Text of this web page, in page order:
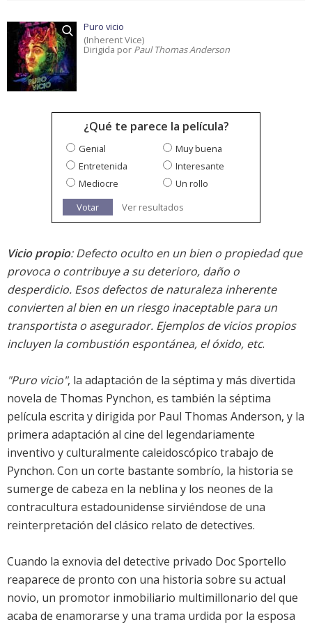
Puro vicio
(Inherent Vice)
Dirigida por Paul Thomas Anderson
¿Qué te parece la película?
Genial
Muy buena
Entretenida
Interesante
Mediocre
Un rollo
Votar
Ver resultados
Vicio propio: Defecto oculto en un bien o propiedad que
provoca o contribuye a su deterioro, daño o
desperdicio. Esos defectos de naturaleza inherente
convierten al bien en un riesgo inaceptable para un
transportista o asegurador. Ejemplos de vicios propios
incluyen la combustión espontánea, el óxido, etc.
"Puro vicio", la adaptación de la séptima y más divertida
novela de Thomas Pynchon, es también la séptima
película escrita y dirigida por Paul Thomas Anderson, y la
primera adaptación al cine del legendariamente
inventivo y culturalmente caleidoscópico trabajo de
Pynchon. Con un corte bastante sombrío, la historia se
sumerge de cabeza en la neblina y los neones de la
contracultura estadounidense sirviéndose de una
reinterpretación del clásico relato de detectives.
Cuando la exnovia del detective privado Doc Sportello
reaparece de pronto con una historia sobre su actual
novio, un promotor inmobiliario multimillonario del que
acaba de enamorarse y una trama urdida por la esposa